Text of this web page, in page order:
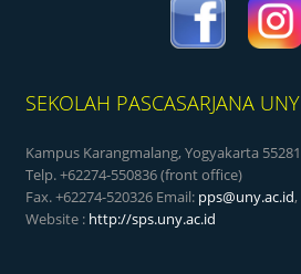
SEKOLAH PASCASARJANA UNY
Kampus Karangmalang, Yogyakarta 55281
Telp. +62274-550836 (front office)
Fax. +62274-520326 Email: pps@uny.ac.id,
Website : http://sps.uny.ac.id